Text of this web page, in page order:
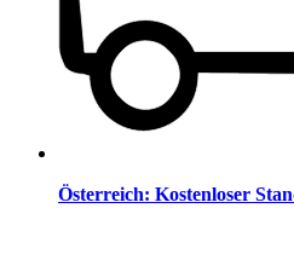
Österreich: Kostenloser